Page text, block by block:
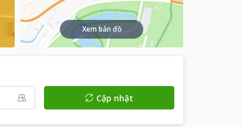
Xem bản đồ
Cập nhật